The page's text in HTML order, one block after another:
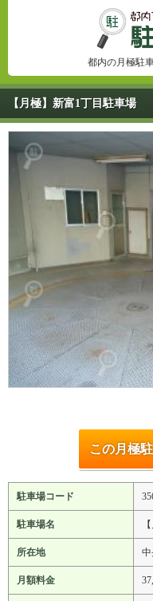
都内の月極駐
【月極】新富1丁目駐車場
この月極
駐車場コード
駐車場名
所在地 中
月額料金